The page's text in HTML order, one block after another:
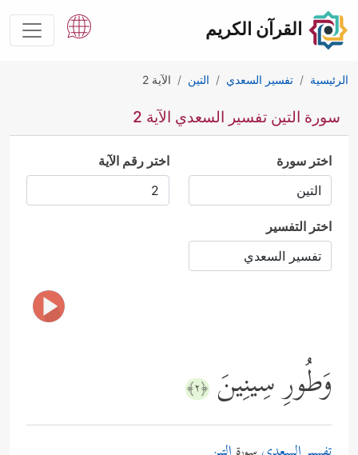
القرآن الكريم
الرئيسية تفسير السعدي التين الآية 2
سورة التين تفسير السعدي الآية 2
اختر سورة اختر رقم الآية
اختر التفسير
وَطُورِ سِینِینَ ﴿٢﴾